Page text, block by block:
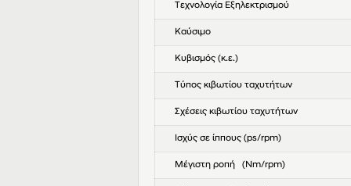
Τεχνολογία Εξηλεκτρισμού
Καύσιμο
Κυβισμός (κ.ε.)
Τύπος κιβωτίου ταχυτήτων
Σχέσεις κιβωτίου ταχυτήτων
Ισχύς σε ίππους (ps/rpm)
Μέγιστη ροπή (Nm/rpm)